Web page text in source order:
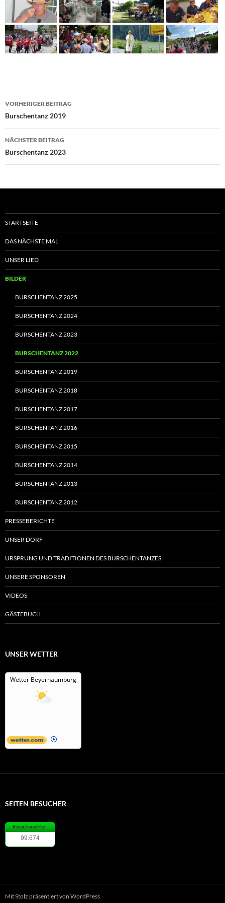
Beitragsnavigation
VORHERIGER BEITRAG
Burschentanz 2019
NÄCHSTER BEITRAG
Burschentanz 2023
STARTSEITE
DAS NÄCHSTE MAL
UNSER LIED
BILDER
BURSCHENTANZ 2025
BURSCHENTANZ 2024
BURSCHENTANZ 2023
BURSCHENTANZ 2022
BURSCHENTANZ 2019
BURSCHENTANZ 2018
BURSCHENTANZ 2017
BURSCHENTANZ 2016
BURSCHENTANZ 2015
BURSCHENTANZ 2014
BURSCHENTANZ 2013
BURSCHENTANZ 2012
PRESSEBERICHTE
UNSER DORF
URSPRUNG UND TRADITIONEN DES BURSCHENTANZES
UNSERE SPONSOREN
VIDEOS
GÄSTEBUCH
UNSER WETTER
Wetter Beyernaumburg
Alle Infos
SEITEN BESUCHER
99.674
Mit Stolz präsentiert von WordPress